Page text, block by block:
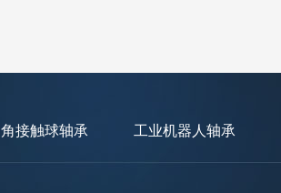
角接触球轴承 工业机器人轴承